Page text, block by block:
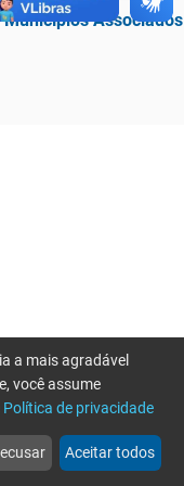
Associados
web
Notícias
more_horiz
Mais
a mais agradável
você assume
Política de privacidade
Aceitar todos
novamente